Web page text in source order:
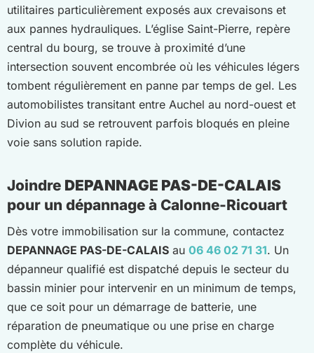
utilitaires particulièrement exposés aux crevaisons et
aux pannes hydrauliques. L’église Saint-Pierre, repère
central du bourg, se trouve à proximité d’une
intersection souvent encombrée où les véhicules légers
tombent régulièrement en panne par temps de gel. Les
automobilistes transitant entre Auchel au nord-ouest et
Divion au sud se retrouvent parfois bloqués en pleine
voie sans solution rapide.
Joindre DEPANNAGE PAS-DE-CALAIS
pour un dépannage à Calonne-Ricouart
Dès votre immobilisation sur la commune, contactez
DEPANNAGE PAS-DE-CALAIS au 06 46 02 71 31. Un
dépanneur qualifié est dispatché depuis le secteur du
bassin minier pour intervenir en un minimum de temps,
que ce soit pour un démarrage de batterie, une
réparation de pneumatique ou une prise en charge
complète du véhicule.